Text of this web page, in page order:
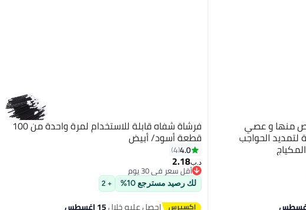
منها و عصي
لتمديد الحواجب
فرشاة شفاه قابلة للاستخدام لمرة واحدة من 100
قطعة أسود/ أبيض
4.0
4
د.ب‏2.18
أقل سعر في 30 يوم
أقل سعر في 30 يوم
لك رصيد مسترجع 10% + 2
احصل عليه خلال15 اغسطس